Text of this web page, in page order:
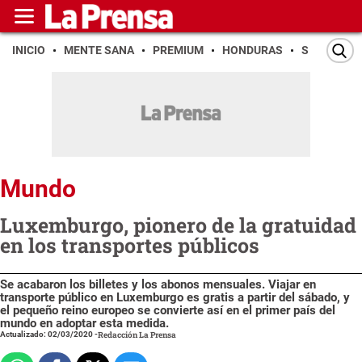
INICIO MENTE SANA PREMIUM HONDURAS SAN PEDRO
Mundo
Luxemburgo, pionero de la gratuidad
en los transportes públicos
Se acabaron los billetes y los abonos mensuales. Viajar en
transporte público en Luxemburgo es gratis a partir del sábado, y
el pequeño reino europeo se convierte así en el primer país del
mundo en adoptar esta medida.
Actualizado: 02/03/2020-Redacción La Prensa